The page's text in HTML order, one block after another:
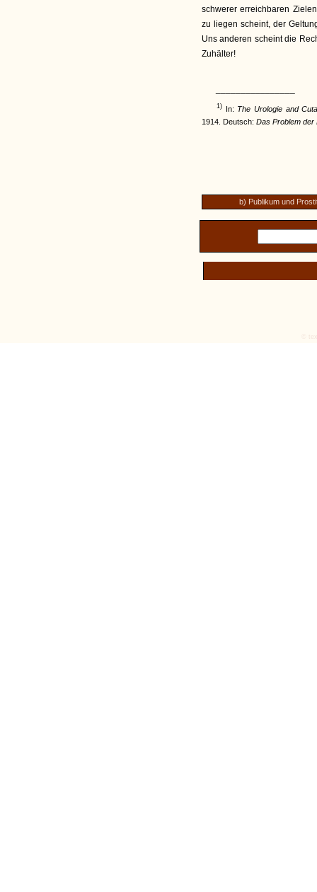
schwerer erreichbaren
zu liegen scheint, der
Uns anderen scheint die
Zuhälter!
1) In: The Urologie and
1914. Deutsch: Das Problem
b) Publikum und